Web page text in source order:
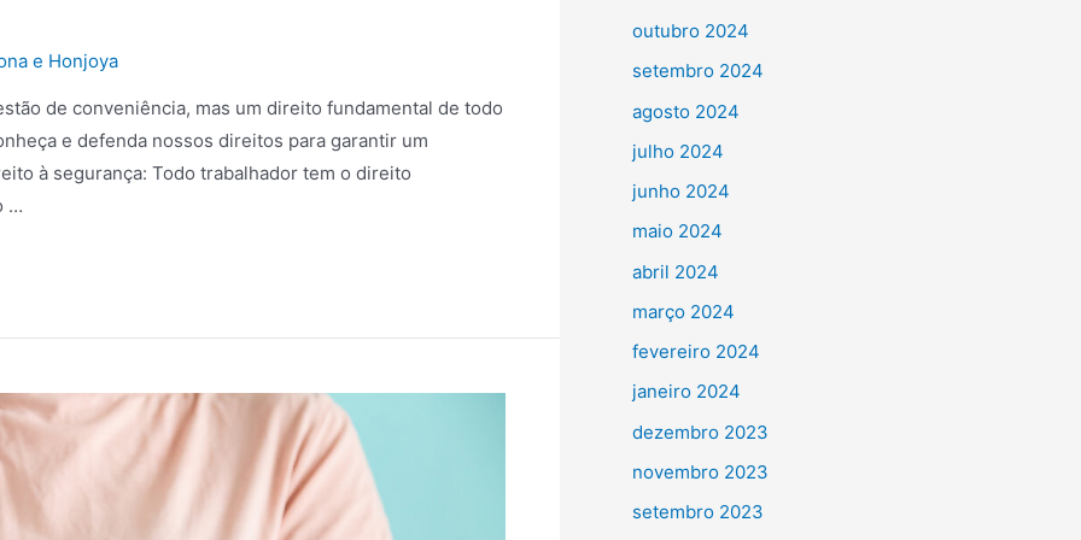
e Honjoya
de conveniência, mas um direito fundamental de todo
e defenda nossos direitos para garantir um
à segurança: Todo trabalhador tem o direito
…
outubro 2024
setembro 2024
agosto 2024
julho 2024
junho 2024
maio 2024
abril 2024
março 2024
fevereiro 2024
janeiro 2024
dezembro 2023
novembro 2023
setembro 2023